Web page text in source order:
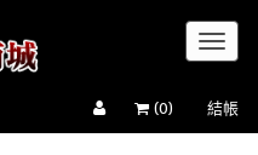
(0) 結帳